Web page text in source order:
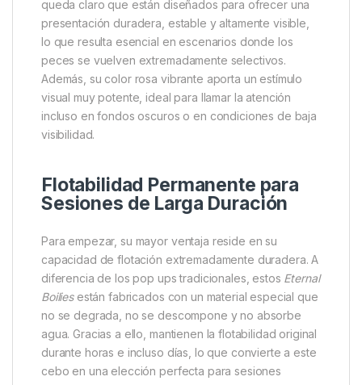
Enterprise Tackle Eternal
Boilies Pop Up Rosa 15mm
Solar Sterblend 12
Enterprise Tackle Eternal Boilies The Everlasting
cebos artificiales flotantes. Desde el primer momento
queda claro que están diseñados para ofrecer una
presentación duradera, estable y altamente visible,
lo que resulta esencial en escenarios donde los
peces se vuelven extremadamente selectivos.
Además, su color rosa vibrante aporta un estímulo
visual muy potente, ideal para llamar la atención
incluso en fondos oscuros o en condiciones de baja
visibilidad.
Flotabilidad Permanente para